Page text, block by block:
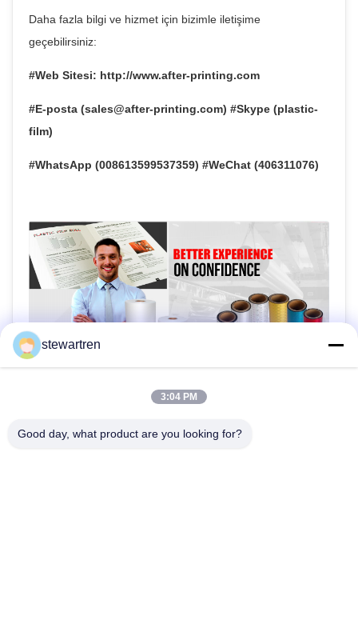
Daha fazla bilgi ve hizmet için bizimle iletişime
geçebilirsiniz:
#Web Sitesi: http://www.after-printing.com
#E-posta (sales@after-printing.com) #Skype (plastic-
film)
#WhatsApp (008613599537359) #WeChat (406311076)
stewartren
3:04 PM
Good day, what product are you looking for?